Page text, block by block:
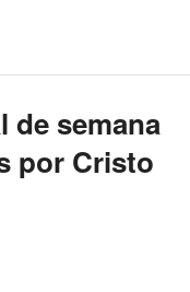
de semana
por Cristo